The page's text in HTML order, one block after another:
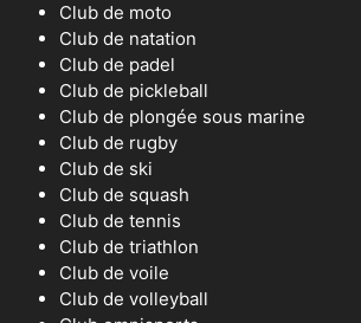
Club de moto
Club de natation
Club de padel
Club de pickleball
Club de plongée sous marine
Club de rugby
Club de ski
Club de squash
Club de tennis
Club de triathlon
Club de voile
Club de volleyball